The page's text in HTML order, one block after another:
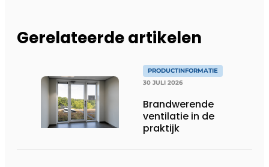
Gerelateerde artikelen
PRODUCTINFORMATIE
30 JULI 2026
Brandwerende
ventilatie in de
praktijk